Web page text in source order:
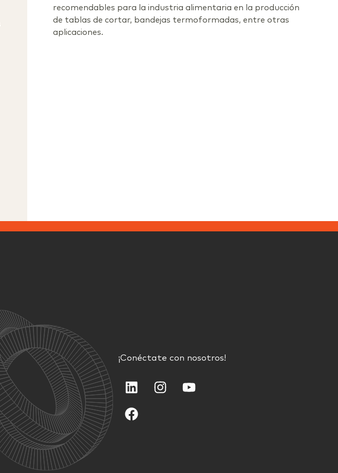
recomendables para la industria alimentaria en la producción
de tablas de cortar, bandejas termoformadas, entre otras
aplicaciones.
¡Conéctate con nosotros!